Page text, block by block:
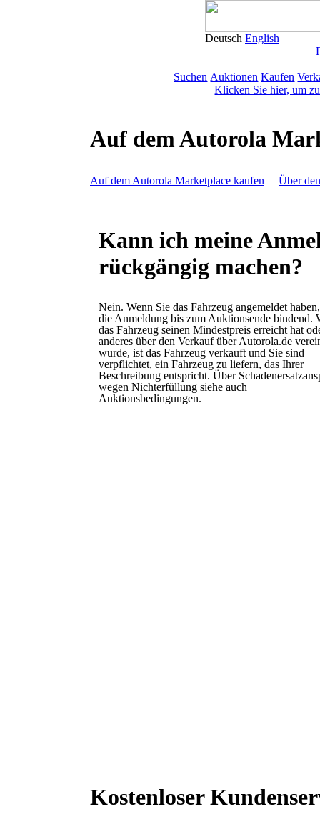
Deutsch English
Suchen Auktionen Kaufen
Klicken Sie hier, um
Auf dem Autorola
Auf dem Autorola Marketplace kaufen Über
Kann ich meine
rückgängig machen?
Nein. Wenn Sie das Fahrzeug angemeldet
die Anmeldung bis zum Auktionsende bindend.
das Fahrzeug seinen Mindestpreis erreicht hat
anderes über den Verkauf über Autorola.de
wurde, ist das Fahrzeug verkauft und Sie sind
verpflichtet, ein Fahrzeug zu liefern, das Ihrer
Beschreibung entspricht. Über
wegen Nichterfüllung siehe auch
Auktionsbedingungen.
Kostenloser